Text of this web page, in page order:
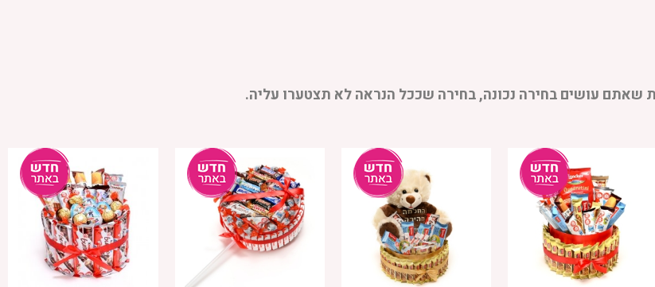
שאתם עושים בחירה נכונה, בחירה שככל הנראה לא תצטערו עליה.